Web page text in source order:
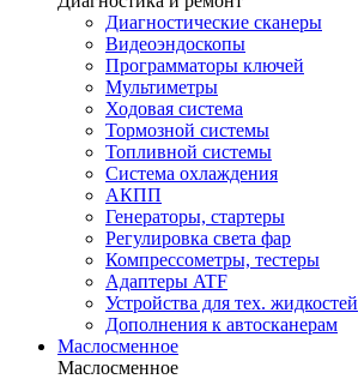
Диагностические сканеры
Видеоэндоскопы
Программаторы ключей
Мультиметры
Ходовая система
Тормозной системы
Топливной системы
Система охлаждения
АКПП
Генераторы, стартеры
Регулировка света фар
Компрессометры, тестеры
Адаптеры ATF
Устройства для тех. жидкостей
Дополнения к автосканерам
Маслосменное
Маслосменное